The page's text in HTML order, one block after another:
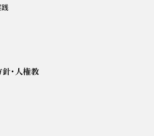
本方針･人権教育全体計画
･人権教